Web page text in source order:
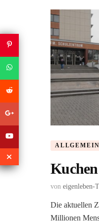
ALLGEMEIN
von eigenleben-
Die aktuellen
Millionen